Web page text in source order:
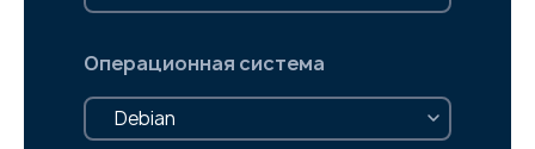
Операционная система
Debian